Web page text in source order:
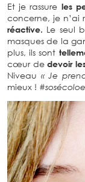
Et je rassure les
concerne, je n’ai
réactive. Le seul
masques de la
plus, ils sont
cœur dedevoir
Niveau « Je
mieux !